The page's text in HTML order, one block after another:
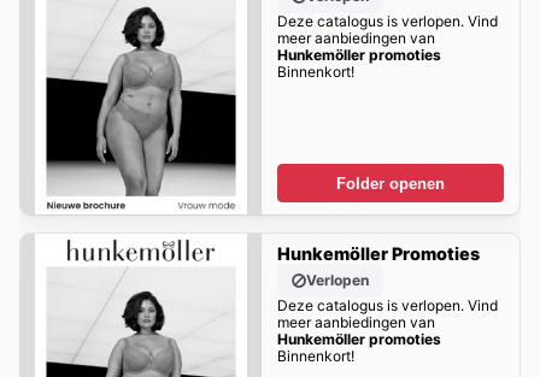
Deze catalogus is verlopen. Vind
meer aanbiedingen van
Hunkemöller promoties
Binnenkort!
Folder openen
Hunkemöller Promoties
Verlopen
Deze catalogus is verlopen. Vind
meer aanbiedingen van
Hunkemöller promoties
Binnenkort!